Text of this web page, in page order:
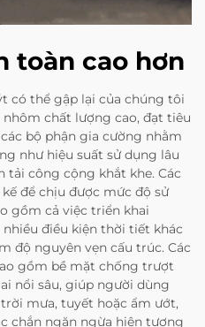
toàn cao hơn
có thể gập lại của chúng tôi
chất lượng cao, đạt tiêu
bộ phận gia cường nhằm
như hiệu suất sử dụng lâu
công cộng khắt khe. Các
để chịu được mức độ sử
gồm cả việc triển khai
điều kiện thời tiết khác
độ nguyên vẹn cấu trúc. Các
gồm bề mặt chống trượt
nổi sâu, giúp người dùng
mưa, tuyết hoặc ẩm ướt,
chắn ngăn ngừa hiện tượng